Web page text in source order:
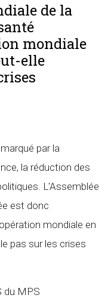
de la
mondiale
elle
par la
la réduction des
L'Assemblée
est donc
mondiale en
pas sur les crises
du MPS